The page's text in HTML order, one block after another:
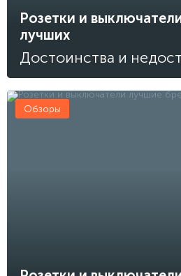
Розетки и
лучших
Достоинства и
Обзоры